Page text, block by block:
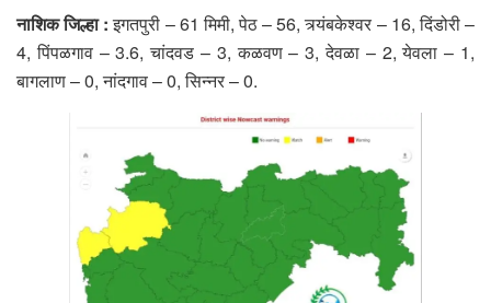
नाशिक जिल्हा :इगतपुरी – 61 मिमी, पेठ – 56, त्र्यंबकेश्वर – 16, दिंडोरी –
4, पिंपळगाव – 3.6, चांदवड – 3, कळवण – 3, देवळा – 2, येवला – 1,
बागलाण – 0, नांदगाव – 0, सिन्नर – 0.